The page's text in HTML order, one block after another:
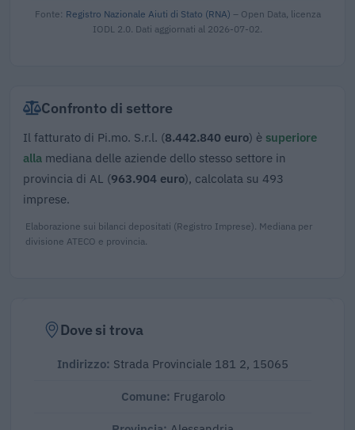
Fonte: Registro Nazionale Aiuti di Stato (RNA) – Open Data, licenza
IODL 2.0. Dati aggiornati al 2026-07-02.
Confronto di settore
Il fatturato di Pi.mo. S.r.l. (8.442.840 euro) è superiore
alla mediana delle aziende dello stesso settore in
provincia di AL (963.904 euro), calcolata su 493
imprese.
Elaborazione sui bilanci depositati (Registro Imprese). Mediana per
divisione ATECO e provincia.
Dove si trova
Indirizzo: Strada Provinciale 181 2, 15065
Comune: Frugarolo